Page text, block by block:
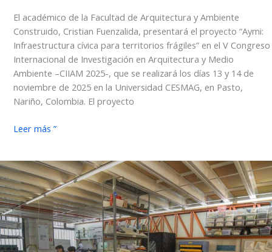
El académico de la Facultad de Arquitectura y Ambiente
Construido, Cristian Fuenzalida, presentará el proyecto “Aymi:
Infraestructura cívica para territorios frágiles” en el V Congreso
Internacional de Investigación en Arquitectura y Medio
Ambiente –CIIAM 2025-, que se realizará los días 13 y 14 de
noviembre de 2025 en la Universidad CESMAG, en Pasto,
Nariño, Colombia. El proyecto
Académico
en
el
CIIAM
2025
con
el
Leer más ”